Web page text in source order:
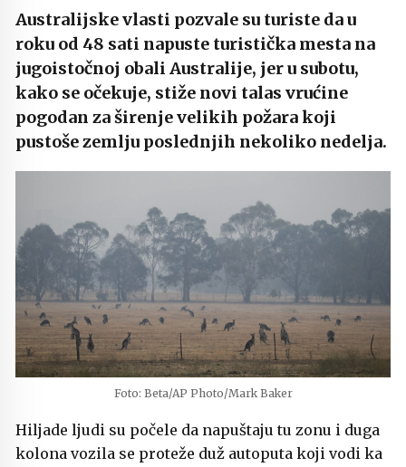
Australijske vlasti pozvale su turiste da u
roku od 48 sati napuste turistička mesta na
jugoistočnoj obali Australije, jer u subotu,
kako se očekuje, stiže novi talas vrućine
pogodan za širenje velikih požara koji
pustoše zemlju poslednjih nekoliko nedelja.
Foto: Beta/AP Photo/Mark Baker
Hiljade ljudi su počele da napuštaju tu zonu i duga
kolona vozila se proteže duž autoputa koji vodi ka